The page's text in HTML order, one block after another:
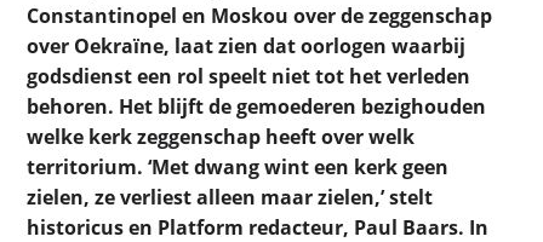
Constantinopel en Moskou over de zeggenschap
over Oekraïne, laat zien dat oorlogen waarbij
godsdienst een rol speelt niet tot het verleden
behoren. Het blijft de gemoederen bezighouden
welke kerk zeggenschap heeft over welk
territorium. ‘Met dwang wint een kerk geen
zielen, ze verliest alleen maar zielen,’ stelt
historicus en Platform redacteur, Paul Baars. In